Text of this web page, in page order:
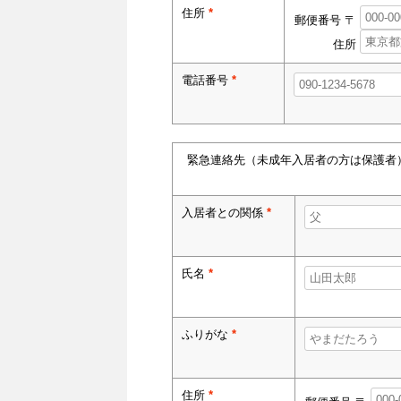
住所 *
郵便番号 〒
住所
電話番号 *
緊急連絡先（未成年入居者の方は保護者
入居者との関係 *
氏名 *
ふりがな *
住所 *